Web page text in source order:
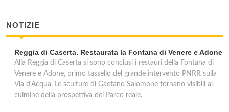
Casa d'Ambra
via Mario d'Ambra 16, Forio d'Ischia
Cooperativa Pastai Gragnanesi
via Giovanni della Rocca 20, Gragnano
NOTIZIE
Reggia di Caserta. Restaurata la Fontana di Venere e Adone
Alla Reggia di Caserta si sono conclusi i restauri della Fontana di
Venere e Adone, primo tassello del grande intervento PNRR sulla
Via d'Acqua. Le sculture di Gaetano Salomone tornano visibili al
culmine della prospettiva del Parco reale.